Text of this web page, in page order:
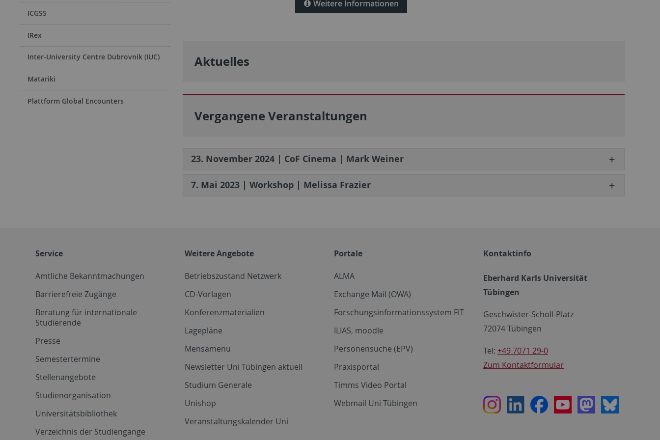
ICGSS
IRex
Inter-University Centre Dubrovnik (IUC)
Matariki
Plattform Global Encounters
Weitere Informationen
Aktuelles
Vergangene Veranstaltungen
23. November 2024 | CoF Cinema | Mark Weiner
7. Mai 2023 | Workshop | Melissa Frazier
Service
Amtliche Bekanntmachungen
Barrierefreie Zugänge
Beratung für internationale
Studierende
Presse
Semestertermine
Stellenangebote
Studienorganisation
Universitätsbibliothek
Verzeichnis der Studiengänge
Weitere Angebote
Betriebszustand Netzwerk
CD-Vorlagen
Konferenzmaterialien
Lagepläne
Mensamenü
Newsletter Uni Tübingen aktuell
Studium Generale
Unishop
Veranstaltungskalender Uni
Portale
ALMA
Exchange Mail (OWA)
Forschungsinformationssystem FIT
ILIAS, moodle
Personensuche (EPV)
Praxisportal
Timms Video Portal
Webmail Uni Tübingen
Kontaktinfo
Eberhard Karls Universität
Tübingen
Geschwister-Scholl-Platz
72074 Tübingen
Tel: +49 7071 29-0
Zum Kontaktformular
InstagramLinkedInFacebookYoutubeMastodon
Bluesky